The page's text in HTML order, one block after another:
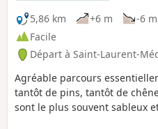
5,86 km
+6 m -6 m
Facile
Départ à Saint-Laurent-
Agréable parcours
tantôt de pins, tantôt de
sont le plus souvent sableux